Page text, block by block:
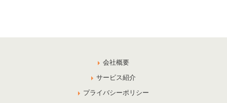
会社概要
サービス紹介
プライバシーポリシー